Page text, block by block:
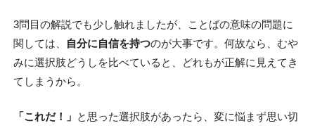
3問目の解説でも少し触れましたが、ことばの意味の問題に
関しては、
自分に自信を持つのが大事です。何故なら、むや
みに選択肢どうしを比べていると、どれもが正解に見えてき
てしまうから。
「これだ！」 と思った選択肢があったら、変に悩まず思い切